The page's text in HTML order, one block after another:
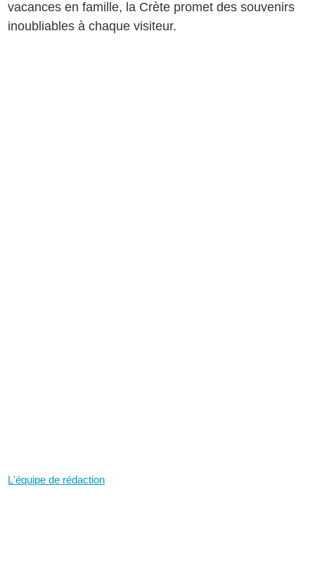
vacances en famille, la Crète promet des souvenirs
inoubliables à chaque visiteur.
L'équipe de rédaction